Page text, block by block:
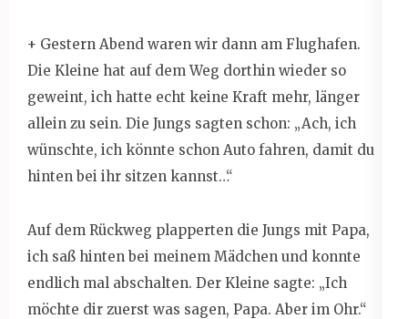
+ Gestern Abend waren wir dann am Flughafen.
Die Kleine hat auf dem Weg dorthin wieder so
geweint, ich hatte echt keine Kraft mehr, länger
allein zu sein. Die Jungs sagten schon: „Ach, ich
wünschte, ich könnte schon Auto fahren, damit du
hinten bei ihr sitzen kannst…“
Auf dem Rückweg plapperten die Jungs mit Papa,
ich saß hinten bei meinem Mädchen und konnte
endlich mal abschalten. Der Kleine sagte: „Ich
möchte dir zuerst was sagen, Papa. Aber im Ohr.“